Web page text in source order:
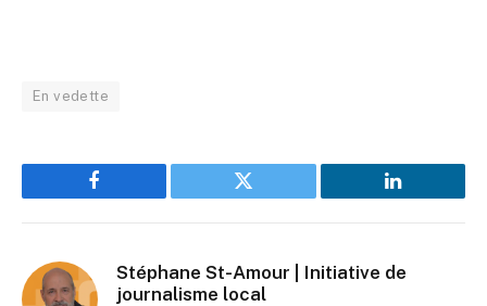
En vedette
Facebook Twitter LinkedIn
Stéphane St-Amour | Initiative de
journalisme local